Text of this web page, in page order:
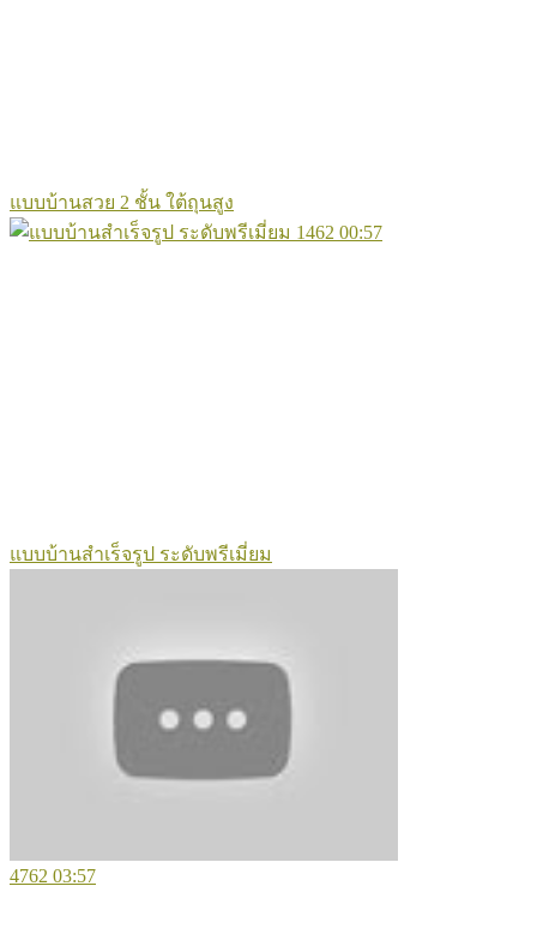
แบบบ้านสวย 2 ชั้น ใต้ถุนสูง
1462 00:57
แบบบ้านสำเร็จรูป ระดับพรีเมี่ยม
4762 03:57